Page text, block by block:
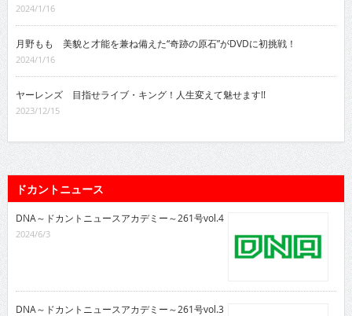
2024/1/16
月野もも 美貌と才能を兼ね備えた“奇跡の原石”がDVDに初挑戦！
2024/1/16
ヤーレンズ 目指せライブ・キング！人生変えて魅せます!!
2023/12/15
ドカントニュース
DNA～ドカントニュースアカデミー～261号vol.4
2024/6/3
DNA～ドカントニュースアカデミー～261号vol.3